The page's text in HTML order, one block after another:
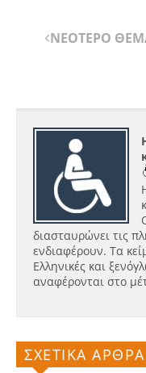
ΝΕΟΤΕΡΟ
διασταυρώνει τις
ενδιαφέρουν. Τα
Ελληνικές και
αναφέρονται στο
ΣΧΕΤΙΚΑ ΑΡΘΡΑ